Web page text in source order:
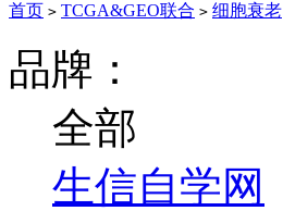
首页 > TCGA&GEO联合 > 细胞衰老
品牌：
全部
生信自学网